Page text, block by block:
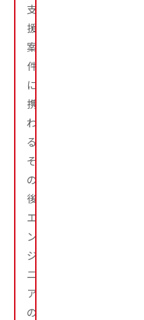
支
援
案
件
に
携
わ
る。
そ
の
後
エ
ン
ジ
ニ
ア
の